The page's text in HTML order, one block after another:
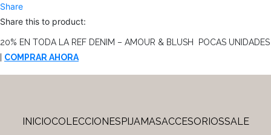
Share
Share this to product:
20% EN TODA LA REF DENIM – AMOUR & BLUSH POCAS UNIDADES
COMPRAR AHORA
INICIOCOLECCIONESPIJAMASACCESORIOSSALE